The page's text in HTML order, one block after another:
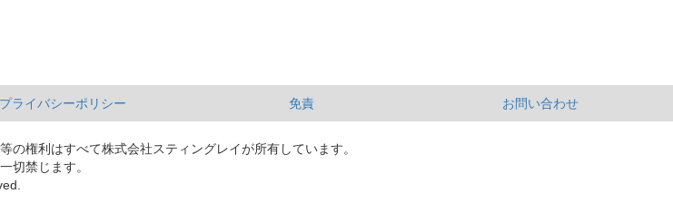
プライバシーポリシー 免責 お問い合わせ
の権利はすべて株式会社スティングレイが所有しています。
切禁じます。